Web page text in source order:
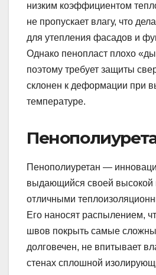
низким коэффициентом
не пропускает влагу, что
для утепления фасадов и
Однако пенопласт плохо
поэтому требует защиты
склонен к деформации при
температуре.
Пенополиуретан —
выдающийся своей высокой
отличными
Его наносят распылением,
швов покрыть самые
долговечен, не впитывает
стенах сплошной